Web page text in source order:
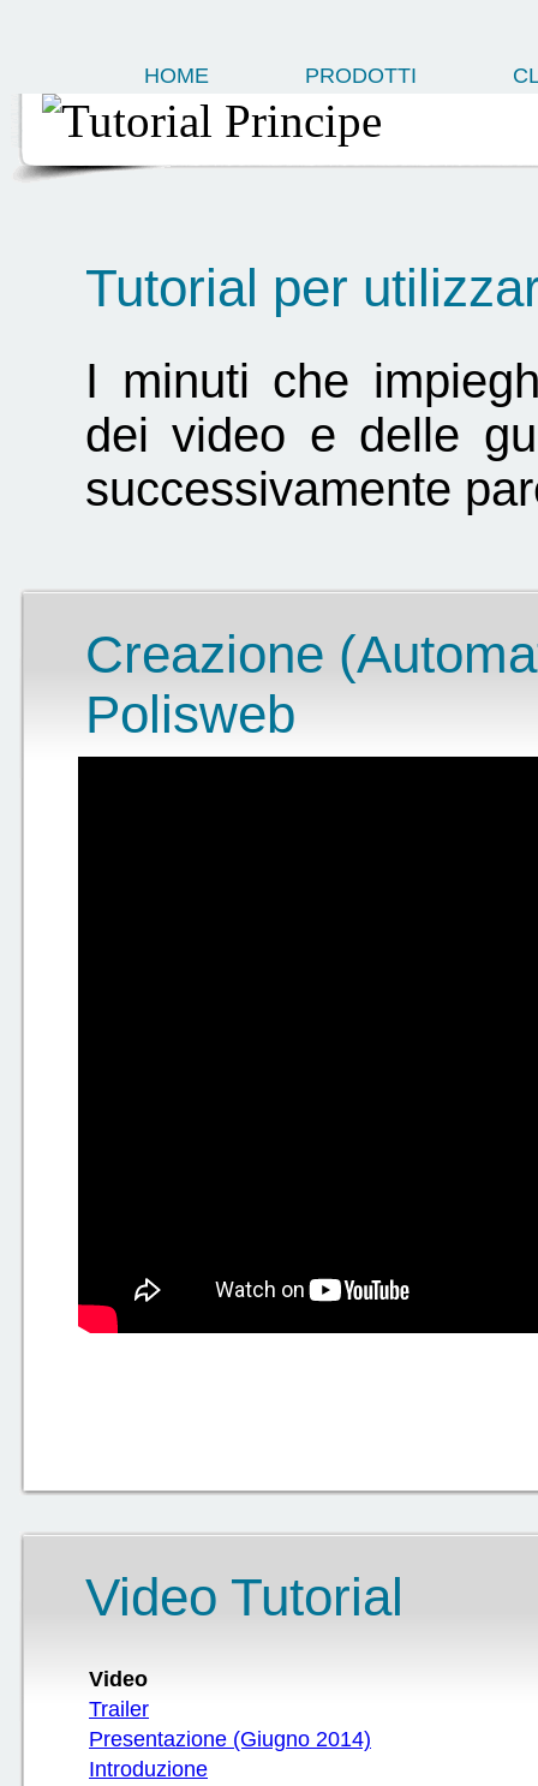
HOME PRODOTTI
Tutorial per
I minuti che
dei video e delle
successivamente
Creazione
Polisweb
Video Tutorial
Video
Trailer
Presentazione (Giugno 2014)
Introduzione